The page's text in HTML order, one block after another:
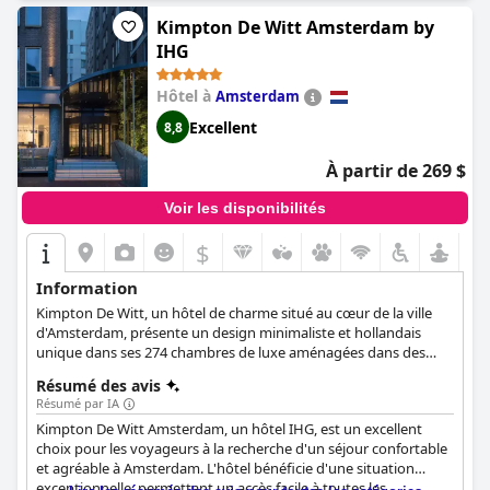
agréable. Bien que la piscine reçoive des critiques mitigées,
certains clients notant sa petite taille et ses fermetures
occasionnelles, elle est souvent mise en évidence pour sa clarté
et son entretien.
Le service WiFi gratuit semble être un domaine qui nécessite des
améliorations, avec des plaintes fréquentes concernant les
vitesses lentes et les signaux faibles. Certains clients expriment
leur frustration face à une connectivité incohérente et à des frais
supplémentaires pour une connexion Internet plus rapide.
Dans l'ensemble, le
recommandé pour son emplacement stratégique, ses chambres
propres et confortables, son excellent petit-déjeuner et son
personnel professionnel. Les installations de loisirs ajoutent de
la valeur au séjour, ce qui en fait une option pratique et agréable
pour les voyageurs.
bien l'investissement.
Kimpton De Witt Amsterdam by
IHG
Hôtel à Amsterdam
8,8 Excellent
À partir de 269 $
Voir les disponibilités
$
Information
Kimpton De Witt, un hôtel de charme situé au cœur de la ville
d'Amsterdam, présente un design minimaliste et hollandais
unique dans ses 274 chambres de luxe aménagées dans des
de l'hôtel ont la possibilité de découvrir tous les aspects de la vie
à Amsterdam et de faire corps avec les habitants.
Résumé des avis
Résumé par IA
Kimpton De Witt Amsterdam, un hôtel IHG, est un excellent
choix pour les voyageurs à la recherche d'un séjour confortable
et agréable à Amsterdam. L'hôtel bénéficie d'une situation